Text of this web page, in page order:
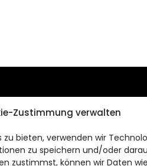
Zustimmung verwalten
zu bieten, verwenden wir
zu speichern und/oder
zustimmst, können wir Daten
DAS
FÜR
Impressum
Datenschutzerklärung